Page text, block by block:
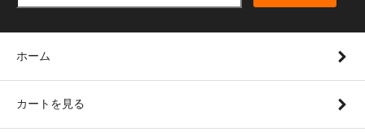
ホーム
カートを見る